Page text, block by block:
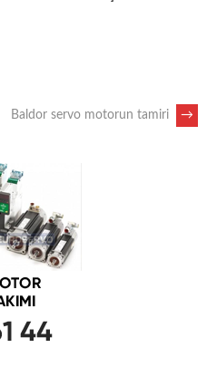
Baldor servo motorun tamiri →